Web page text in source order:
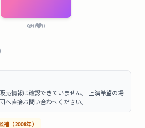
0 0
)
売情報は確認できていません。 上演希望の場
へ直接お問い合わせください。
補 （2008年）